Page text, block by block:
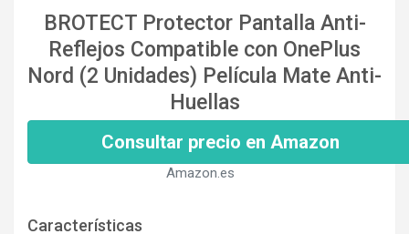
BROTECT Protector Pantalla Anti-
Reflejos Compatible con OnePlus
Nord (2 Unidades) Película Mate Anti-
Huellas
Consultar precio en Amazon
Amazon.es
Características